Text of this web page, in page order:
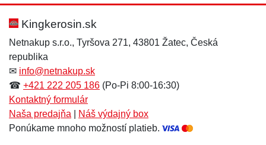
Hodnotenie:
Meno:*
E-mail:
Meno:
E-mail:*
Správa*
Kingkerosin.sk
Netnakup s.r.o., Tyršova 271, 43801 Žatec, Česká
republika
✉ info@netnakup.sk
☎ +421 222 205 186 (Po-Pi 8:00-16:30)
Kontaktný formulár
Naša predajňa
Náš výdajný box
Ponúkame mnoho možností platieb.